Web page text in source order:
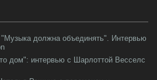
"Музыка должна объединять". Интервью
дом": интервью с Шарлоттой Весселс